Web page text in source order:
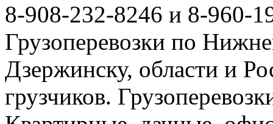
8-908-232-8246 и 8-960-
Грузоперевозки по
Дзержинску, области и
грузчиков.